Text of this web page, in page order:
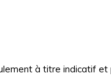
à titre indicatif